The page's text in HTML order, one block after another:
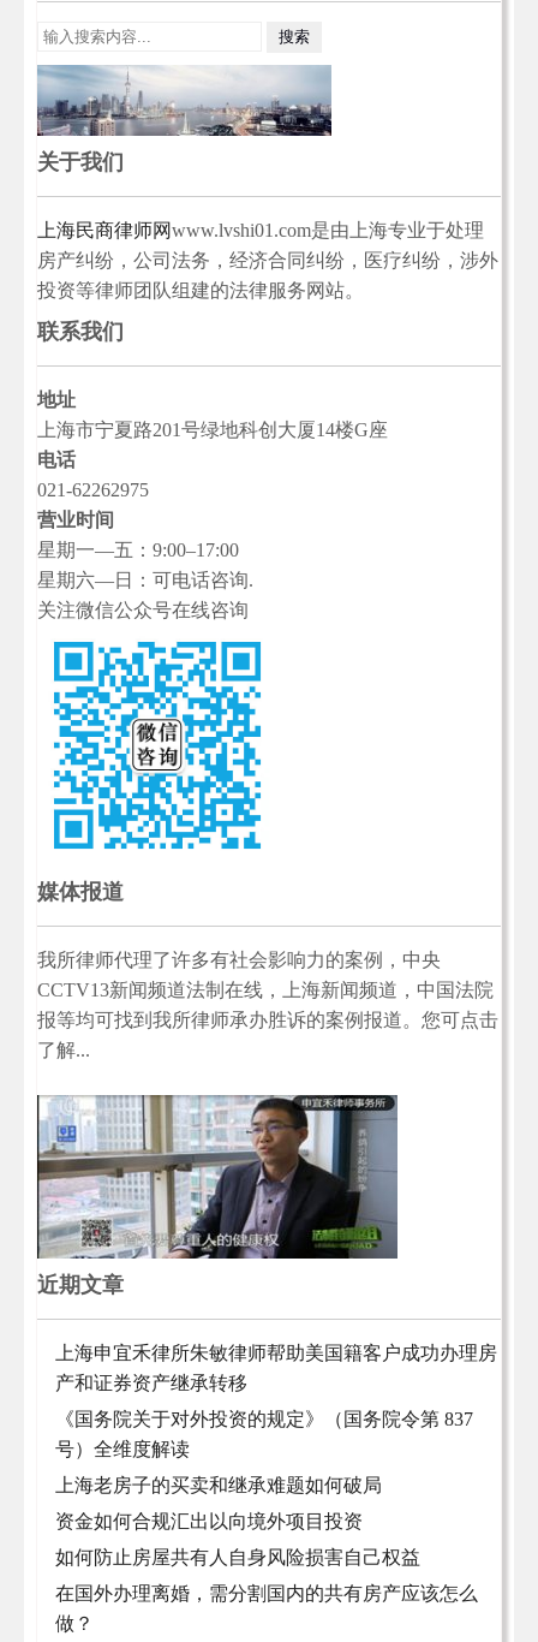
关于我们
上海民商律师网www.lvshi01.com是由上海专业于处理
房产纠纷，公司法务，经济合同纠纷，医疗纠纷，涉外
投资等律师团队组建的法律服务网站。
联系我们
地址
上海市宁夏路201号绿地科创大厦14楼G座
电话
021-62262975
营业时间
星期一—五：9:00–17:00
星期六—日：可电话咨询.
关注微信公众号在线咨询
媒体报道
我所律师代理了许多有社会影响力的案例，中央
CCTV13新闻频道法制在线，上海新闻频道，中国法院
报等均可找到我所律师承办胜诉的案例报道。您可点击
了解...
近期文章
上海申宜禾律所朱敏律师帮助美国籍客户成功办理房
产和证券资产继承转移
《国务院关于对外投资的规定》（国务院令第 837
号）全维度解读
上海老房子的买卖和继承难题如何破局
资金如何合规汇出以向境外项目投资
如何防止房屋共有人自身风险损害自己权益
在国外办理离婚，需分割国内的共有房产应该怎么
做？